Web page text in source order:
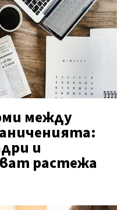
между
и
растежа